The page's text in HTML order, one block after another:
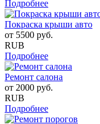
Подробнее
Покраска крыши авто
от 5500 руб.
RUB
Подробнее
Ремонт салона
от 2000 руб.
RUB
Подробнее